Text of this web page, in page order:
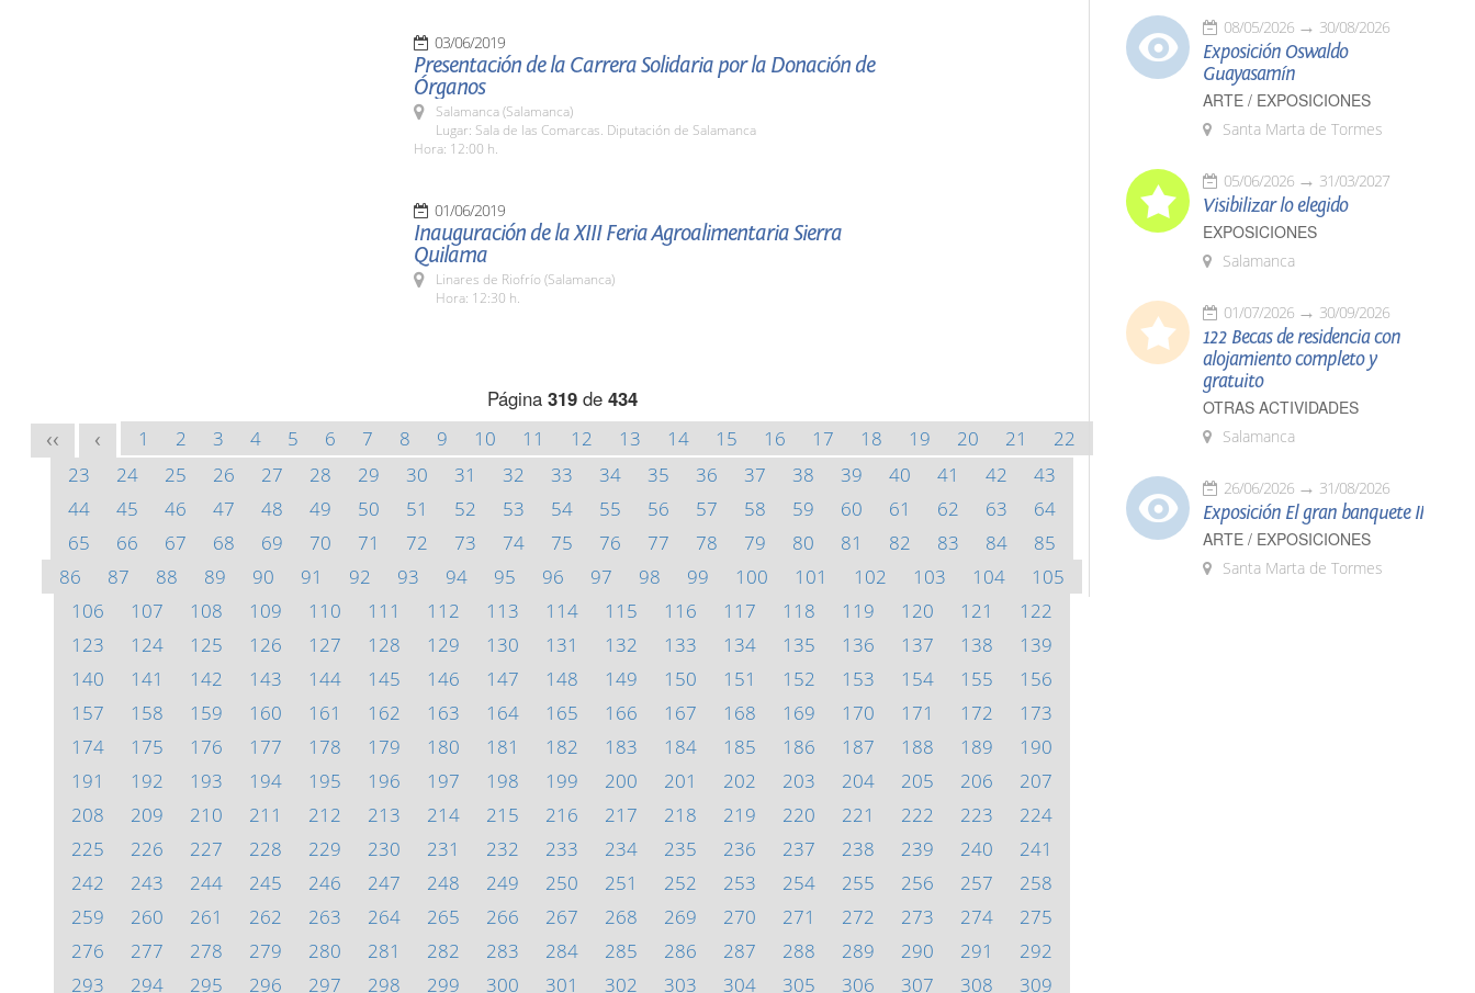
03/06/2019
Presentación de la Carrera Solidaria por la Donación de
Órganos
Salamanca (Salamanca)
Lugar: Sala de las Comarcas. Diputación de Salamanca
Hora: 12:00 h.
01/06/2019
Inauguración de la XIII Feria Agroalimentaria Sierra
Quilama
Linares de Riofrío (Salamanca)
Hora: 12:30 h.
Página 319de 434
<< < 1 2 3 4 5 6 7 8 9 10 11 12 13 14 15 16 17 18 19 20 21
22
23
24 25 26 27 28 29 30 31 32 33 34 35 36 37 38 39 40 41 42
43
44
45 46 47 48 49 50 51 52 53 54 55 56 57 58 59 60 61 62 63
64
65
66 67 68 69 70 71 72 73 74 75 76 77 78 79 80 81 82 83 84
85
86
87 88 89 90 91 92 93 94 95 96 97 98 99 100 101 102 103 104
105
106
107 108 109 110 111 112 113 114 115 116 117 118 119 120 121
122
123
124 125 126 127 128 129 130 131 132 133 134 135 136 137 138
139
140
141 142 143 144 145 146 147 148 149 150 151 152 153 154 155
156
157
158 159 160 161 162 163 164 165 166 167 168 169 170 171 172
173
174
175 176 177 178 179 180 181 182 183 184 185 186 187 188 189
190
191
192 193 194 195 196 197 198 199 200 201 202 203 204 205 206
207
208
209 210 211 212 213 214 215 216 217 218 219 220 221 222 223
224
225
226 227 228 229 230 231 232 233 234 235 236 237 238 239 240
241
242
243 244 245 246 247 248 249 250 251 252 253 254 255 256 257
258
259
260 261 262 263 264 265 266 267 268 269 270 271 272 273 274
275
276
277 278 279 280 281 282 283 284 285 286 287 288 289 290 291
292
293
294 295 296 297 298 299 300 301 302 303 304 305 306 307 308 309
08/05/2026 30/08/2026
Exposición Oswaldo
Guayasamín
ARTE / EXPOSICIONES
Santa Marta de Tormes
05/06/2026 31/03/2027
Visibilizar lo elegido
EXPOSICIONES
Salamanca
01/07/2026 30/09/2026
122 Becas de residencia con
alojamiento completo y
gratuito
OTRAS ACTIVIDADES
Salamanca
26/06/2026 31/08/2026
Exposición El gran banquete II
ARTE / EXPOSICIONES
Santa Marta de Tormes